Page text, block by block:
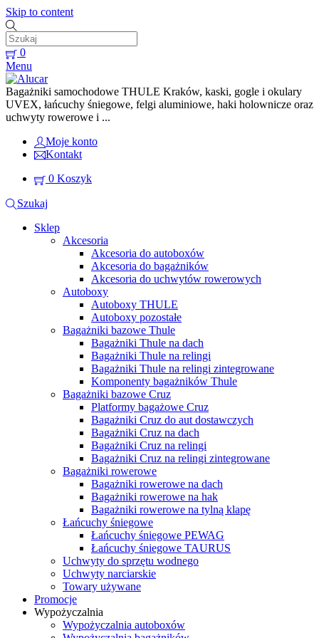
Skip to content
0
Menu
Bagażniki samochodowe THULE Kraków, kaski, gogle i okulary
UVEX, łańcuchy śniegowe, felgi aluminiowe, haki holownicze oraz
uchwyty rowerowe i ...
Moje konto
Kontakt
0 Koszyk
Szukaj
Sklep
Akcesoria
Akcesoria do autoboxów
Akcesoria do bagażników
Akcesoria do uchwytów rowerowych
Autoboxy
Autoboxy THULE
Autoboxy pozostałe
Bagażniki bazowe Thule
Bagażniki Thule na dach
Bagażniki Thule na relingi
Bagażniki Thule na relingi zintegrowane
Komponenty bagażników Thule
Bagażniki bazowe Cruz
Platformy bagażowe Cruz
Bagażniki Cruz do aut dostawczych
Bagażniki Cruz na dach
Bagażniki Cruz na relingi
Bagażniki Cruz na relingi zintegrowane
Bagażniki rowerowe
Bagażniki rowerowe na dach
Bagażniki rowerowe na hak
Bagażniki rowerowe na tylną klapę
Łańcuchy śniegowe
Łańcuchy śniegowe PEWAG
Łańcuchy śniegowe TAURUS
Uchwyty do sprzętu wodnego
Uchwyty narciarskie
Towary używane
Promocje
Wypożyczalnia
Wypożyczalnia autoboxów